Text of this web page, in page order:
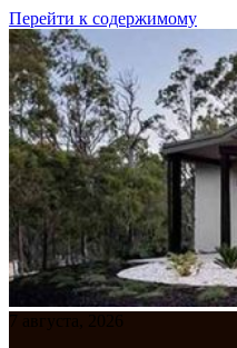
Перейти к содержимому
7 августа, 2026